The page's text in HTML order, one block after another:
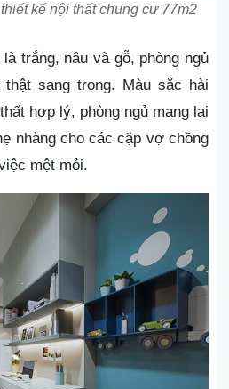
kế nội thất chung cư 77m2
trắng, nâu và gỗ, phòng ngủ
sang trọng. Màu sắc hài
hợp lý, phòng ngủ mang lại
nhàng cho các cặp vợ chồng
mệt mỏi.